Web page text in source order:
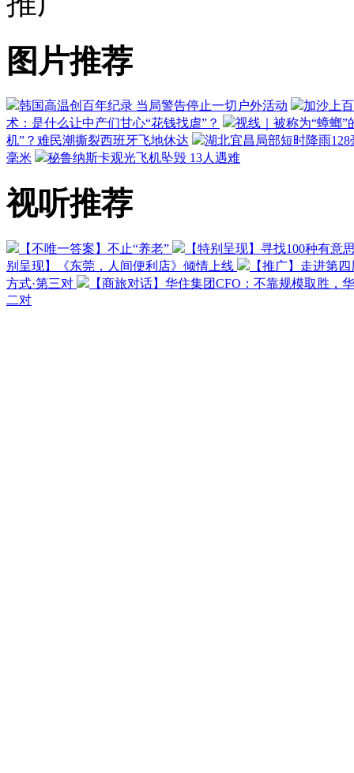
图片推荐
韩国高温创百年纪录 当局警告停止一切户外活动
加沙上
术：是什么让中产们甘心“花钱找虐”？
视线｜被称为“蟑螂
机”？难民潮撕裂西班牙飞地休达
湖北宜昌局部短时降雨
毫米
秘鲁纳斯卡观光飞机坠毁 13人遇难
视听推荐
【不唯一答案】不止“养老”
【特别呈现】寻找100种有意
别呈现】《东莞，人间便利店》倾情上线
【推广】走进第
方式·第三对
【商旅对话】华住集团CFO：不靠规模取胜，
二对